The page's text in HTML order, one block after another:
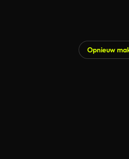
Opnieuw